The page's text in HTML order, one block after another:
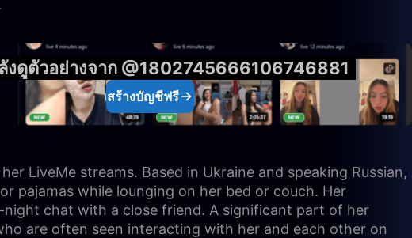
ดูตัวอย่างจาก @1802745666106746881
สร้างบัญชีฟรี
LiveMe streams. Based in Ukraine and speaking Russian,
pajamas while lounging on her bed or couch. Her
chat with a close friend. A significant part of her
are often seen interacting with her and each other on